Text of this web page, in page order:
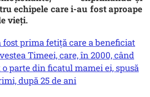
echipele care i-au fost aproape
vieți.
fost prima fetiță care a beneficiat
Timeei, care, în 2000, când
o parte din ficatul mamei ei, spusă
după 25 de ani